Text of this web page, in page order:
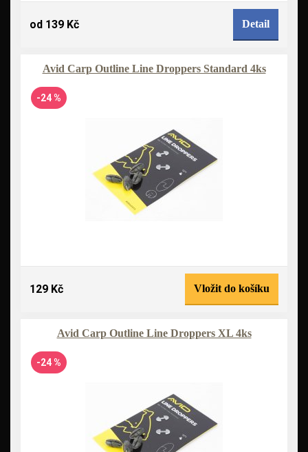
od 139 Kč Detail
Avid Carp Outline Line Droppers Standard 4ks
-24 %
129 Kč Vložit do košíku
Avid Carp Outline Line Droppers XL 4ks
-24 %